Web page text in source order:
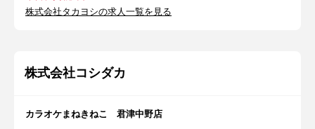
株式会社タカヨシの求人一覧を見る
株式会社コシダカ
カラオケまねきねこ 君津中野店